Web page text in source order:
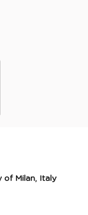
of Milan, Italy